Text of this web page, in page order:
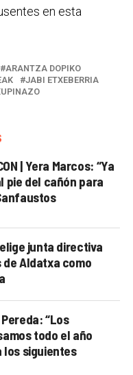
en esta
ARANTZA DOPIKO
JABI ETXEBERRIA
| Yera Marcos: “Ya
pie del cañón para
junta directiva
de Aldatxa como
“Los
todo el año
los siguientes